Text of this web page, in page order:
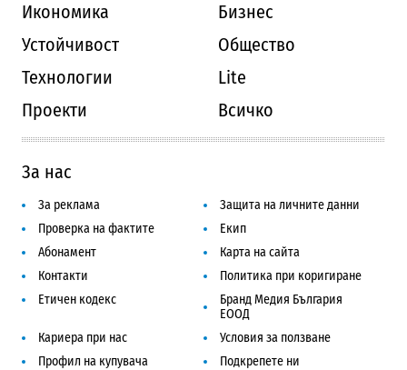
Икономика
Бизнес
Устойчивост
Общество
Технологии
Lite
Проекти
Всичко
За нас
За реклама
Защита на личните данни
Проверка на фактите
Екип
Абонамент
Карта на сайта
Контакти
Политика при коригиране
Етичен кодекс
Бранд Медия България
ЕООД
Кариера при нас
Условия за ползване
Профил на купувача
Подкрепете ни